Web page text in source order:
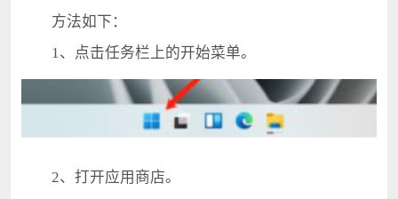
方法如下：
1、点击任务栏上的开始菜单。
2、打开应用商店。